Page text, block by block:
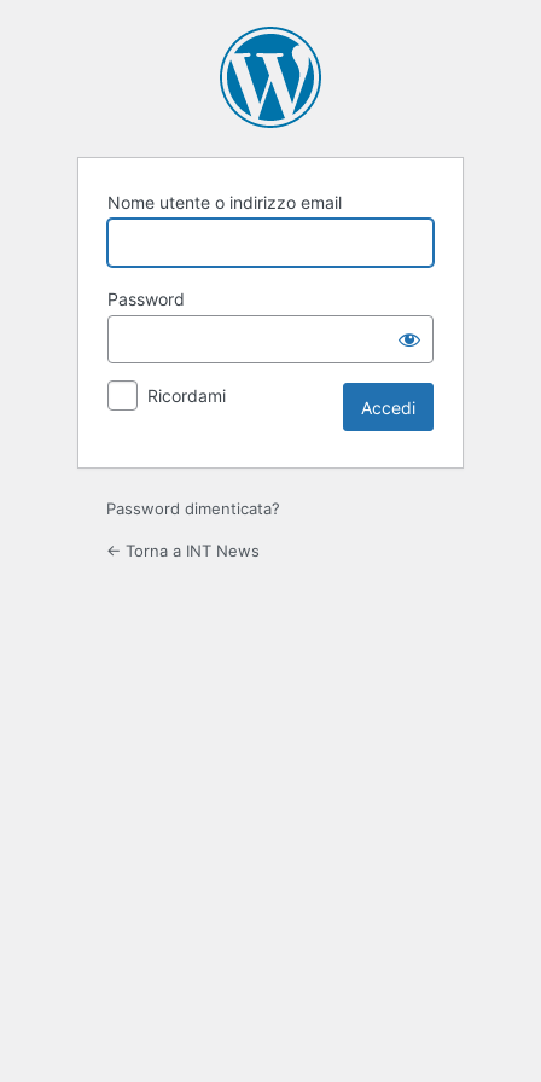
Nome utente o indirizzo email
Password
Ricordami
Password dimenticata?
← Torna a INT News